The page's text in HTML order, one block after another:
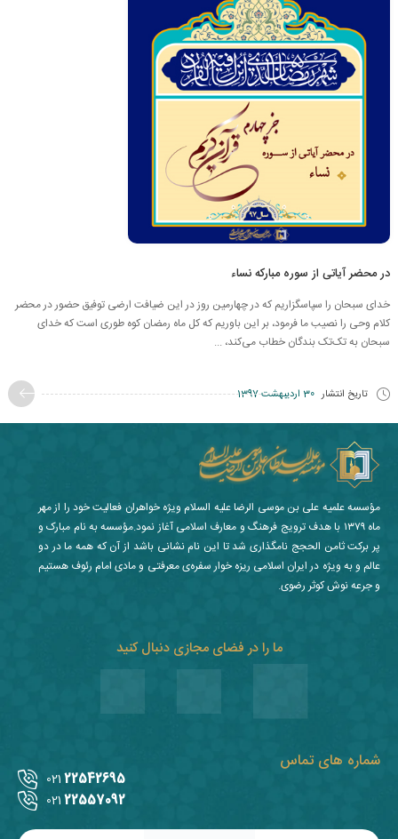
در محضر آیاتی از سوره مبارکه نساء
خدای سبحان را سپاسگزاریم که در چهارمین روز در این ضیافت ارضی توفیق حضور در محضر
کلام وحی را نصیب ما فرمود، بر این باوریم که کل ماه رمضان کوه طوری است که خدای
سبحان به تک‌تک بندگان خطاب می‌کند، ...
تاریخ انتشار 30 اردیبهشت 1397
شماره های تماس
22542695
021
22557092
021
ما را در فضای مجازی دنبال کنید
مؤسسه علمیه علی بن موسی الرضا علیه السلام ویژه خواهران فعالیت خود را از مهر
ماه ۱۳۷۹ با هدف ترویج فرهنگ و معارف اسلامی آغاز نمود.مؤسسه به نام مبارک و
پر برکت ثامن الحجج نامگذاری شد تا این نام نشانی باشد از آن که همه ما در دو
عالم و به ویژه در ایران اسلامی ریزه خوار سفره‌ی معرفتی و مادی امام رئوف هستیم
و جرعه نوش کوثر رضوی.